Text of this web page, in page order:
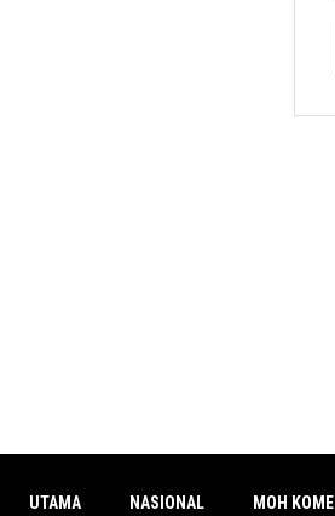
UTAMA NASIONAL MOH KOME